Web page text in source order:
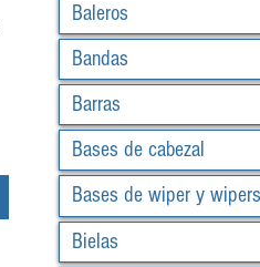
Baleros
Bandas
Barras
Bases de cabezal
Bases de wiper y wipers
Bielas